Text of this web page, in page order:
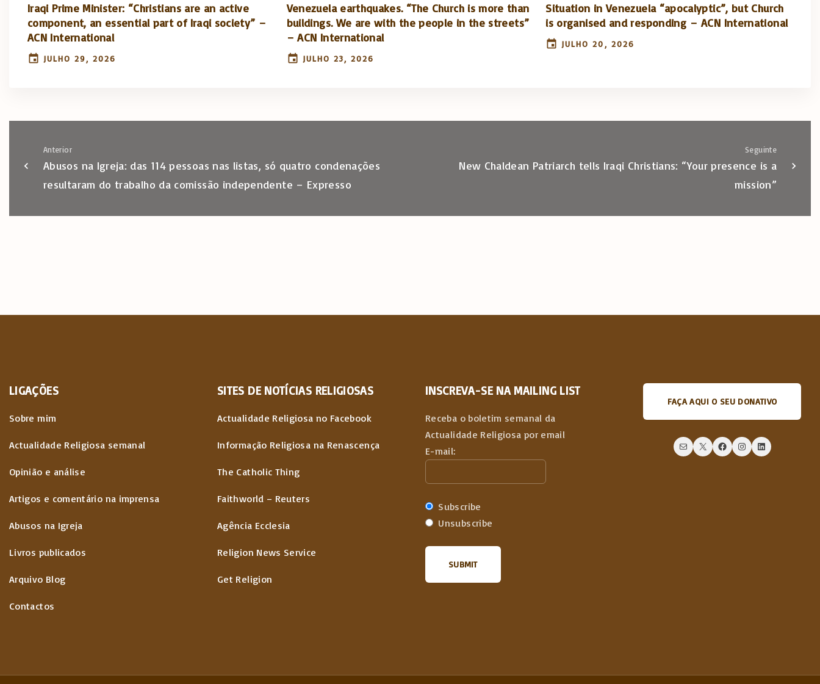
Iraqi Prime Minister: “Christians are an active
component, an essential part of Iraqi society” –
ACN International
JULHO 29, 2026
Venezuela earthquakes. “The Church is more than
buildings. We are with the people in the streets”
– ACN International
JULHO 23, 2026
Situation in Venezuela “apocalyptic”, but Church
is organised and responding – ACN International
JULHO 20, 2026
Anterior
Abusos na Igreja: das 114 pessoas nas listas, só quatro condenações
resultaram do trabalho da comissão independente – Expresso
Seguinte
New Chaldean Patriarch tells Iraqi Christians: “Your presence is a
mission”
LIGAÇÕES
Sobre mim
Actualidade Religiosa semanal
Opinião e análise
Artigos e comentário na imprensa
Abusos na Igreja
Livros publicados
Arquivo Blog
Contactos
SITES DE NOTÍCIAS RELIGIOSAS
Actualidade Religiosa no Facebook
Informação Religiosa na Renascença
The Catholic Thing
Faithworld – Reuters
Agência Ecclesia
Religion News Service
Get Religion
INSCREVA-SE NA MAILING LIST
Receba o boletim semanal da
Actualidade Religiosa por email
E-mail:
Subscribe
Unsubscribe
FAÇA AQUI O SEU DONATIVO
Mail X Facebook Instagram LinkedIn